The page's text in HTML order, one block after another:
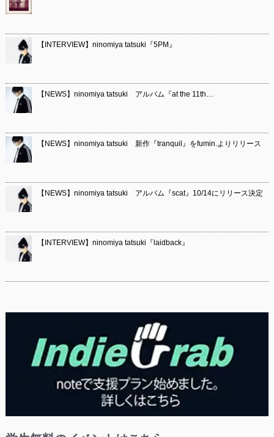
【INTERVIEW】ninomiya tatsuki『5PM』
【NEWS】ninomiya tatsuki アルバム『at the 11th…
【NEWS】ninomiya tatsuki 新作『tranquil』をfumin.よりリリース
【NEWS】ninomiya tatsuki アルバム『scat』10/14にリリース決定
【INTERVIEW】ninomiya tatsuki『laidback』